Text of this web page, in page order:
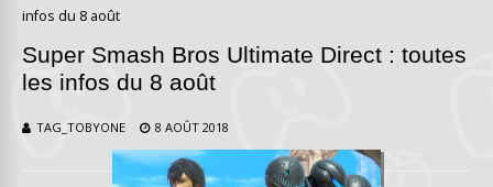
infos du 8 août
Super Smash Bros Ultimate Direct : toutes
les infos du 8 août
TAG_TOBYONE 8 AOÛT 2018